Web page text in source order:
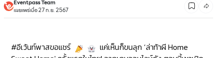
Eventpass Team
เผยแพร่เมื่อ 27 ก.ย. 2567
#อีเว้นท์พาสขอแชร์
แค่เห็นก็ขนลุก ‘ล่าท้าผี Home